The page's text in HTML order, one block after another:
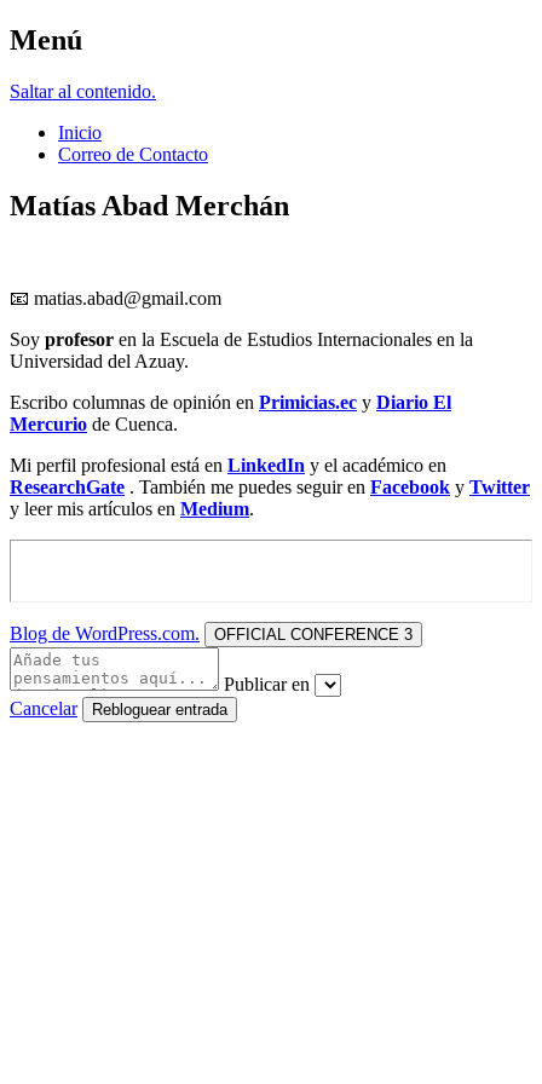
Menú
Saltar al contenido.
Inicio
Correo de Contacto
Matías Abad Merchán
📧 matias.abad@gmail.com
Soy profesor en la Escuela de Estudios Internacionales en la
Universidad del Azuay.
Escribo columnas de opinión en Primicias.ec y Diario El
Mercurio de Cuenca.
Mi perfil profesional está en LinkedIn y el académico en
ResearchGate . También me puedes seguir en Facebook y Twitter
y leer mis artículos en Medium.
Blog de WordPress.com. OFFICIAL CONFERENCE 3
Publicar en
Cancelar